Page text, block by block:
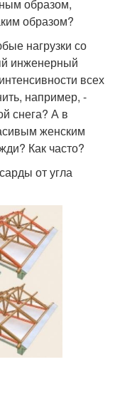
образом,
образом?
нагрузки со
инженерный
всех
например, -
снега? А в
женским
Как часто?
от угла